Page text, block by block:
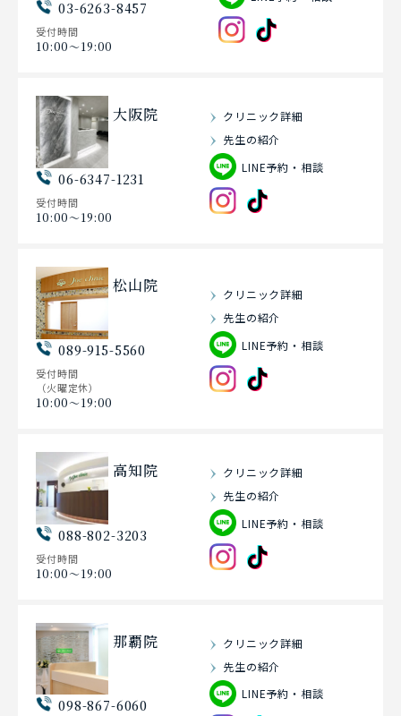
03-6263-8457
受付時間
10:00〜19:00
大阪院
06-6347-1231
受付時間
10:00〜19:00
クリニック詳細
先生の紹介
LINE予約・相談
松山院
089-915-5560
受付時間
（火曜定休）
10:00〜19:00
クリニック詳細
先生の紹介
LINE予約・相談
高知院
088-802-3203
受付時間
10:00〜19:00
クリニック詳細
先生の紹介
LINE予約・相談
那覇院
098-867-6060
クリニック詳細
先生の紹介
LINE予約・相談